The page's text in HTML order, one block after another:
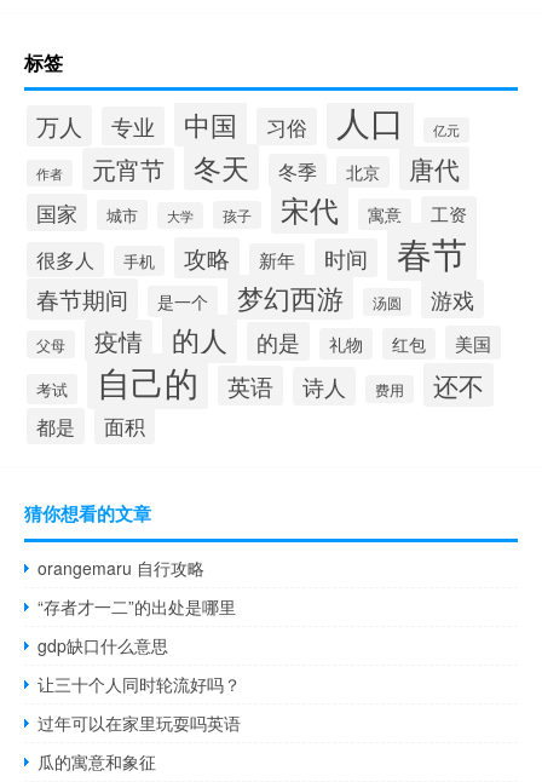
标签
万人 专业 中国 习俗 人口 亿元
作者 元宵节 冬天 冬季 北京 唐代
国家 城市 大学 孩子 宋代 寓意 工资
很多人 手机 攻略 新年 时间 春节
春节期间 是一个 梦幻西游 汤圆 游戏
父母 疫情 的人 的是 礼物 红包 美国
考试 自己的 英语 诗人 费用 还不
都是 面积
猜你想看的文章
orangemaru 自行攻略
“存者才一二”的出处是哪里
gdp缺口什么意思
让三十个人同时轮流好吗？
过年可以在家里玩耍吗英语
瓜的寓意和象征